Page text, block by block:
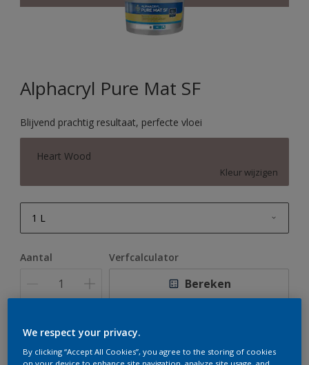
Alphacryl Pure Mat SF
Blijvend prachtig resultaat, perfecte vloei
Heart Wood
Kleur wijzigen
1 L
Aantal Verfcalculator
Bereken
Op dit moment is het niet mogelijk dit product online
te bestellen. Houd de website in de gaten, we werken
We respect your privacy.
By clicking “Accept All Cookies”, you agree to the storing of cookies
on your device to enhance site navigation, analyze site usage, and